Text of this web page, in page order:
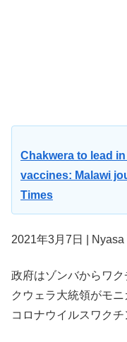
Chakwera to lead
vaccines: Malawi
Times
2021年3月7日 | Nyasa
政府はゾンバからワ
クウェラ大統領がモ
コロナウイルスワクチ